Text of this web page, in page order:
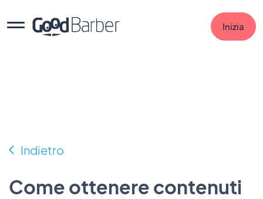
Inizia
Indietro
Come ottenere contenuti